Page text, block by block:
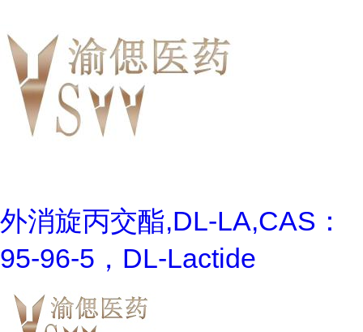
外消旋丙交酯,DL-LA,CAS：
95-96-5，DL-Lactide